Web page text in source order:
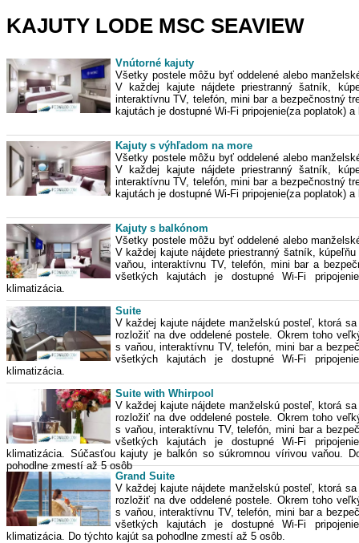
KAJUTY LODE MSC SEAVIEW
Vnútorné kajuty
Všetky postele môžu byť oddelené alebo
V každej kajute nájdete priestranný šatník,
interaktívnu TV, telefón, mini bar a bezpečnostný
kajutách je dostupné Wi-Fi pripojenie(za poplatok)
Kajuty s výhľadom na more
Všetky postele môžu byť oddelené alebo
V každej kajute nájdete priestranný šatník,
interaktívnu TV, telefón, mini bar a bezpečnostný
kajutách je dostupné Wi-Fi pripojenie(za poplatok)
Kajuty s balkónom
Všetky postele môžu byť oddelené alebo
V každej kajute nájdete priestranný šatník, kúpeľňu
vaňou, interaktívnu TV, telefón, mini bar a
všetkých kajutách je dostupné Wi-Fi
klimatizácia.
Suite
V každej kajute nájdete manželskú posteľ, ktorá
rozložiť na dve oddelené postele. Okrem toho
s vaňou, interaktívnu TV, telefón, mini bar a
všetkých kajutách je dostupné Wi-Fi
klimatizácia.
Suite with Whirpool
V každej kajute nájdete manželskú posteľ, ktorá
rozložiť na dve oddelené postele. Okrem toho
s vaňou, interaktívnu TV, telefón, mini bar a
všetkých kajutách je dostupné Wi-Fi
klimatizácia. Súčasťou kajuty je balkón so súkromnou vírivou vaňou.
pohodlne zmestí až 5 osôb
Grand Suite
V každej kajute nájdete manželskú posteľ, ktorá
rozložiť na dve oddelené postele. Okrem toho
s vaňou, interaktívnu TV, telefón, mini bar a
všetkých kajutách je dostupné Wi-Fi
klimatizácia. Do týchto kajút sa pohodlne zmestí až 5 osôb.